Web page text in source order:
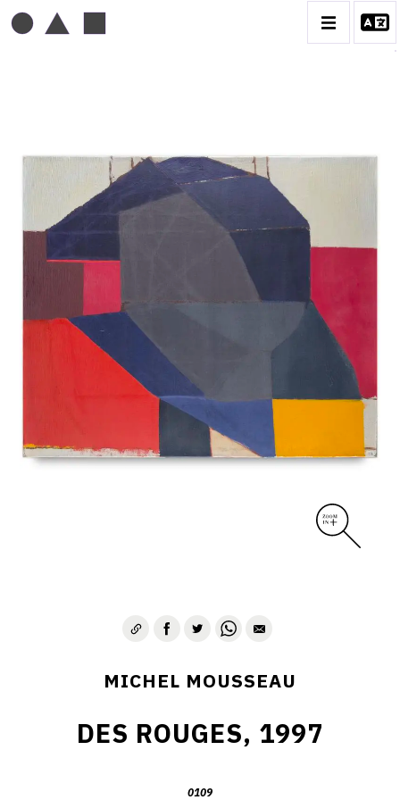
MICHEL MOUSSEAU
BIOGRAPHIE
CATALOGUE DES OEUVRES
PEINTURE
CONTACT
MICHEL MOUSSEAU
DES ROUGES, 1997
0109